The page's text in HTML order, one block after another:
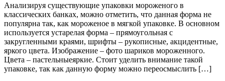
Анализируя существующие упаковки мороженого в
классических банках, можно отметить, что данная форма не
популярна так, как мороженое в мягкой упаковке. В основном
используется устарелая форма – прямоугольная с
закругленными краями, шрифты – рукописные, акцидентные,
яркого цвета. Изображение – фото шариков мороженного.
Цвета – пастельныеяркие. Стоит уделить внимание такой
упаковке, так как данную форму можно переосмыслить […]